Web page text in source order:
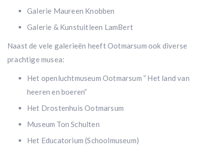
Galerie Maureen Knobben
Galerie & Kunstuitleen LamBert
Naast de vele galerieën heeft Ootmarsum ook diverse
prachtige musea:
Het openluchtmuseum Ootmarsum ” Het land van
heeren en boeren”
Het Drostenhuis Ootmarsum
Museum Ton Schulten
Het Educatorium (Schoolmuseum)